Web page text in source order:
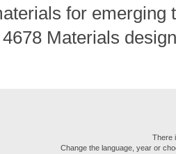
for emerging
Materials
There
Change the language, year or